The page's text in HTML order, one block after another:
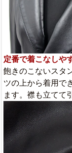
定番で着こなしや
飽きのこないスタ
ツの上から着用で
ます。襟も立てて